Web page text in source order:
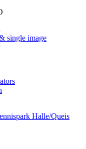
single image
Halle/Queis